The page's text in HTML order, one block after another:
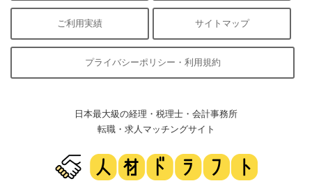
ご利用実績 サイトマップ
プライバシーポリシー・利用規約
日本最大級の経理・税理士・会計事務所
転職・求人マッチングサイト